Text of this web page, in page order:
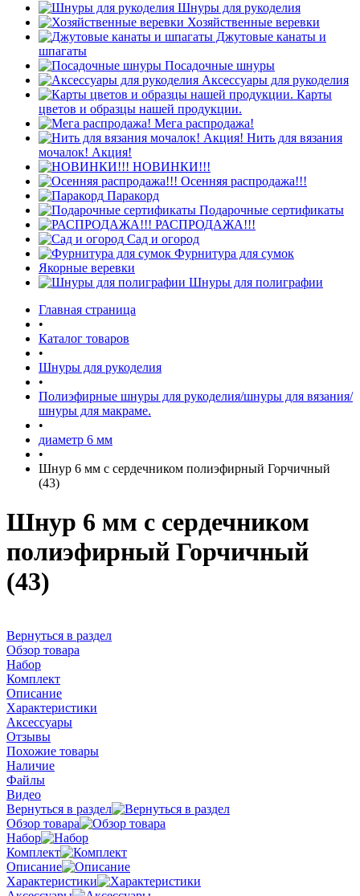
Шнуры для рукоделия
Хозяйственные веревки
Джутовые канаты и
шпагаты
Посадочные шнуры
Аксессуары для рукоделия
Карты
цветов и образцы нашей продукции.
Мега распродажа!
Нить для вязания
мочалок! Акция!
НОВИНКИ!!!
Осенняя распродажа!!!
Паракорд
Подарочные сертификаты
РАСПРОДАЖА!!!
Сад и огород
Фурнитура для сумок
Якорные веревки
Шнуры для полиграфии
Главная страница
•
Каталог товаров
•
Шнуры для рукоделия
•
Полиэфирные шнуры для рукоделия/шнуры для вязания/
шнуры для макраме.
•
диаметр 6 мм
•
Шнур 6 мм с сердечником полиэфирный Горчичный
(43)
Шнур 6 мм с сердечником
полиэфирный Горчичный
(43)
Вернуться в раздел
Обзор товара
Набор
Комплект
Описание
Характеристики
Аксессуары
Отзывы
Похожие товары
Наличие
Файлы
Видео
Вернуться в раздел
Обзор товара
Набор
Комплект
Описание
Характеристики